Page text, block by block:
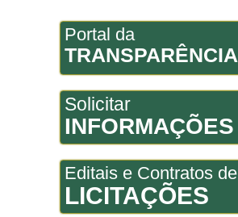
Portal da
TRANSPARÊNCIA
Solicitar
INFORMAÇÕES
Editais e Contratos de
LICITAÇÕES